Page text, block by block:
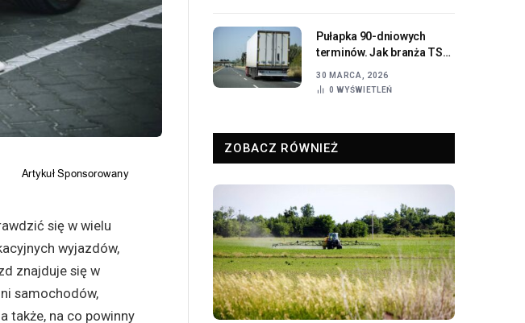
się w wielu
wyjazdów,
znajduje się w
samochodów,
także, na co powinny
Pułapka 90-dniowych
terminów. Jak branża TSL
rosnących kosztów
30 MARCA, 2026
0WYŚWIETLEŃ
ZOBACZ RÓWNIEŻ